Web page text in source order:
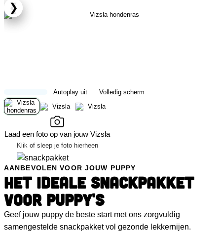
❮
❯
Autoplay uit Volledig scherm
Laad een foto op van jouw Vizsla
Klik of sleep je foto hierheen
AANBEVOLEN VOOR JOUW PUPPY
HET IDEALE SNACKPAKKET
VOOR PUPPY'S
Geef jouw puppy de beste start met ons zorgvuldig
samengestelde snackpakket vol gezonde lekkernijen.